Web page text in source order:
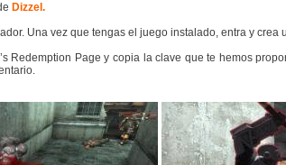
Dizzel.
Una vez que tengas el juego instalado, entra y crea
Redemption Page y copia la clave que te hemos